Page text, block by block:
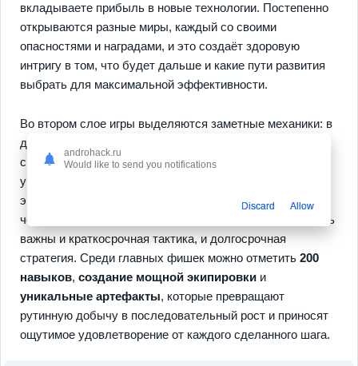
вкладываете прибыль в новые технологии. Постепенно
открываются разные миры, каждый со своими
опасностями и наградами, и это создаёт здоровую
интригу в том, что будет дальше и какие пути развития
выбрать для максимальной эффективности.
Во втором слое игры выделяются заметные механики: в
дереве навыков реализованы сотни опций, есть гибкая
система создания экипировки и торговая площадка с
уникальными предметами, что даёт простор для
экспериментов. Основные преимущества ощущаются
через долгую прокачку и правильные комбинации; здесь
важны и краткосрочная тактика, и долгосрочная
стратегия. Среди главных фишек можно отметить 200
навыков, создание мощной экипировки и
уникальные артефакты, которые превращают
рутинную добычу в последовательный рост и приносят
ощутимое удовлетворение от каждого сделанного шага.
androhack.ru
Would like to send you notifications
Discard Allow